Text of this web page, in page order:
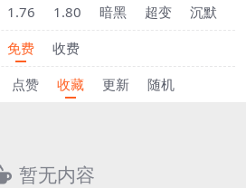
1.76 1.80 暗黑 超变 沉默
免费
收费
点赞 收藏 更新 随机
暂无内容